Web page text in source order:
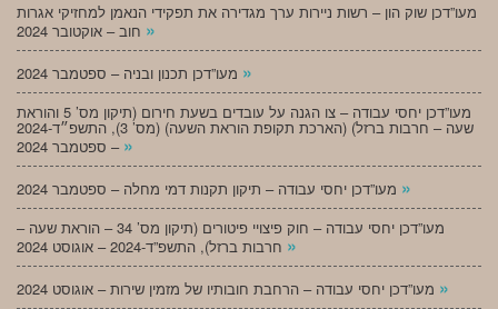
מעו”דכן שוק הון – רשות ניירות ערך מגדירה את תפקידי הנאמן למחזיקי אגרות
»
»
מעו”דכן יחסי עבודה – צו הגנה על עובדים בשעת חירום (תיקון מס’ 5 והוראת
שעה – חרבות ברזל) (הארכת תקופת הוראת השעה) (מס’ 3), התשפ״ד-2024
– ספטמבר 2024 »
»
מעו”דכן יחסי עבודה – חוק פיצויי פיטורים (תיקון מס’ 34 – הוראת שעה –
»
»